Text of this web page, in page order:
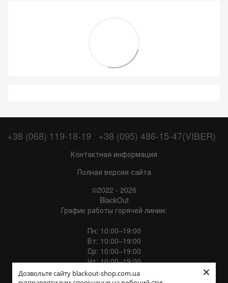
Дозвольте сайту blackout-shop.com.ua
×
+38 (068) 119-18-19 +38 (095) 486-15-47(VIBER)
Контактная информация
Полная версия сайта
©2022 - 2026
BlackOut
График работы горячей линии:
Пн: 10:00–19:00
Вт: 10:00–19:00
Ср: 10:00–19:00
Чт: 10:00–19:00
Пт: 10:00–19:00